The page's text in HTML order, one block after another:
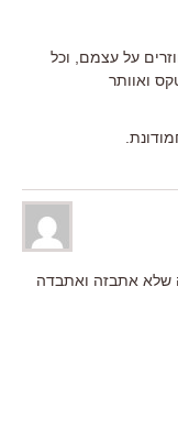
על עצמם, וכל
ואוותר
שלא אתבזה ואתבדה